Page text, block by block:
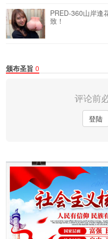
PRED-360山岸逢
致！
颁布圣旨 0
评论前
登陆